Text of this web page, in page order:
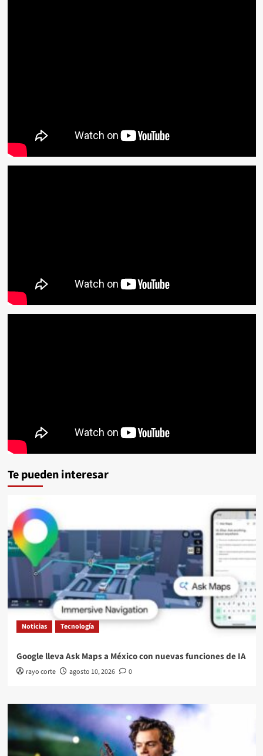
Te pueden interesar
Noticias Tecnología
Google lleva Ask Maps a México con nuevas funciones de IA
rayo corte agosto 10, 2026 0